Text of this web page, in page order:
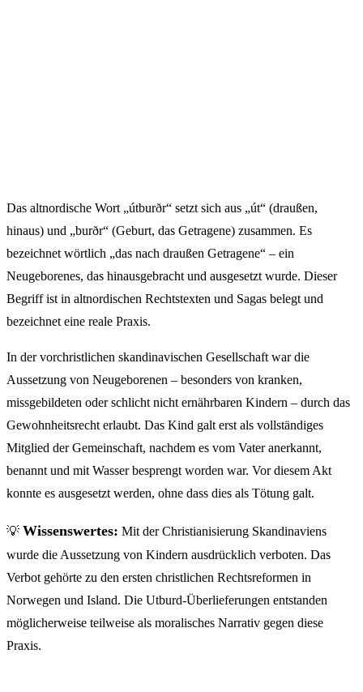
Das altnordische Wort „útburðr“ setzt sich aus „út“ (draußen,
hinaus) und „burðr“ (Geburt, das Getragene) zusammen. Es
bezeichnet wörtlich „das nach draußen Getragene“ – ein
Neugeborenes, das hinausgebracht und ausgesetzt wurde. Dieser
Begriff ist in altnordischen Rechtstexten und Sagas belegt und
bezeichnet eine reale Praxis.
In der vorchristlichen skandinavischen Gesellschaft war die
Aussetzung von Neugeborenen – besonders von kranken,
missgebildeten oder schlicht nicht ernährbaren Kindern – durch das
Gewohnheitsrecht erlaubt. Das Kind galt erst als vollständiges
Mitglied der Gemeinschaft, nachdem es vom Vater anerkannt,
benannt und mit Wasser besprengt worden war. Vor diesem Akt
konnte es ausgesetzt werden, ohne dass dies als Tötung galt.
💡 Wissenswertes: Mit der Christianisierung Skandinaviens
wurde die Aussetzung von Kindern ausdrücklich verboten. Das
Verbot gehörte zu den ersten christlichen Rechtsreformen in
Norwegen und Island. Die Utburd-Überlieferungen entstanden
möglicherweise teilweise als moralisches Narrativ gegen diese
Praxis.